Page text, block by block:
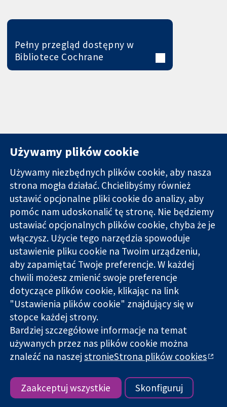
Pełny przegląd dostępny w
Bibliotece Cochrane
Wiarygodne dane
naukowe.
Świadome
decyzje.
Lepsze zdrowie.
11-13 Cavendish
Square
Londyn
W1G 0AN
Wielka Brytania
Kontakt
Nowości
Biuro
prasowe
O nas
Praca
Cochrane
Library
Cochrane Collaboration to organizacja charytatywna (nr
1045921) i spółka z ograniczoną odpowiedzialnością (nr
03044323) zarejestrowana w Anglii i Walii. Numer rejestracyjny
VAT GB 718
Copyright © 2026 The Cochrane Collaboration
Warunki korzystania ze strony internetowej|Informacje
prawne|Prywatność|Polityka plików cookies|Ustawienia
plików cookie
Używamy plików cookie
Używamy niezbędnych plików cookie, aby nasza
strona mogła działać. Chcielibyśmy również
ustawić opcjonalne pliki cookie do analizy, aby
pomóc nam udoskonalić tę stronę. Nie będziemy
ustawiać opcjonalnych plików cookie, chyba że je
włączysz. Użycie tego narzędzia spowoduje
ustawienie pliku cookie na Twoim urządzeniu,
aby zapamiętać Twoje preferencje. W każdej
chwili możesz zmienić swoje preferencje
dotyczące plików cookie, klikając na link
"Ustawienia plików cookie" znajdujący się w
stopce każdej strony.
Bardziej szczegółowe informacje na temat
używanych przez nas plików cookie można
znaleźć na naszejstronieStrona plików cookies
Zaakceptuj wszystkie Skonfiguruj